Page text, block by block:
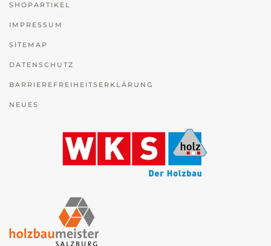
SHOPARTIKEL
IMPRESSUM
SITEMAP
DATENSCHUTZ
BARRIEREFREIHEITSERKLÄRUNG
NEUES